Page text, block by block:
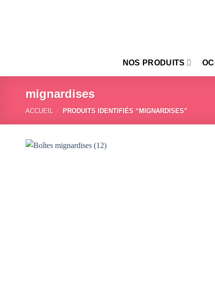
NOS PRODUITS
mignardises
ACCUEIL / PRODUITS IDENTIFIÉS “MIGNARDISES”